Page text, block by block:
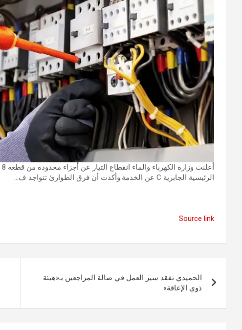
الرئيسية الجابرية C عن الخدمة.وأكدت أن فرق الطوارئ تتواجد ف…
Source link
المقالات
الحميدي تفقد سير العمل في صالة المراجعين بـ«هيئة
ذوي الإعاقة»